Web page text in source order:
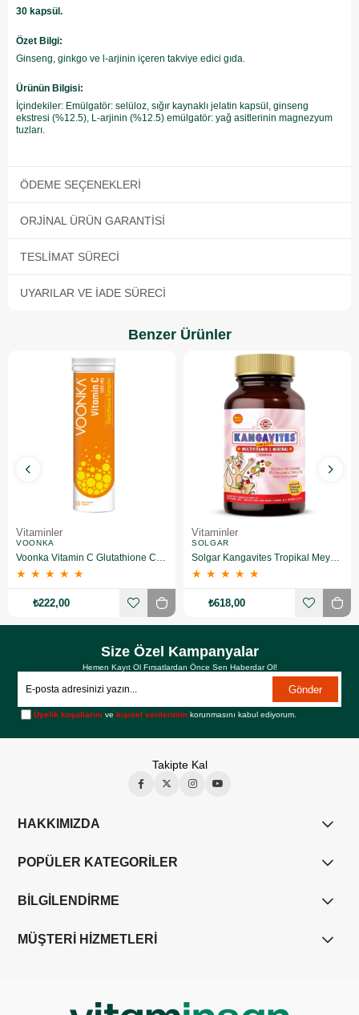
30 kapsül.
Özet Bilgi:
Ginseng, ginkgo ve l-arjinin içeren takviye edici gıda.
Ürünün Bilgisi:
İçindekiler: Emülgatör: selüloz, sığır kaynaklı jelatin kapsül, ginseng
ekstresi (%12.5), L-arjinin (%12.5) emülgatör: yağ asitlerinin magnezyum
tuzları.
ÖDEME SEÇENEKLERI
ORJINAL ÜRÜN GARANTISI
TESLIMAT SÜRECI
UYARILAR VE İADE SÜRECI
Benzer Ürünler
Vitaminler
VOONKA
Voonka Vitamin C Glutathione Complex Efervesan 15 Tablet
★ ★ ★ ★ ★
₺222,00
Vitaminler
SOLGAR
Solgar Kangavites Tropikal Meyve Aromalı 60 Tablet
★ ★ ★ ★ ★
₺618,00
Size Özel Kampanyalar
Hemen Kayıt Ol Fırsatlardan Önce Sen Haberdar Ol!
Gönder
Üyelik koşullarını vekişisel verilerimin korunmasını kabul ediyorum.
Takipte Kal
HAKKIMIZDA
POPÜLER KATEGORİLER
BİLGİLENDİRME
MÜŞTERİ HİZMETLERİ